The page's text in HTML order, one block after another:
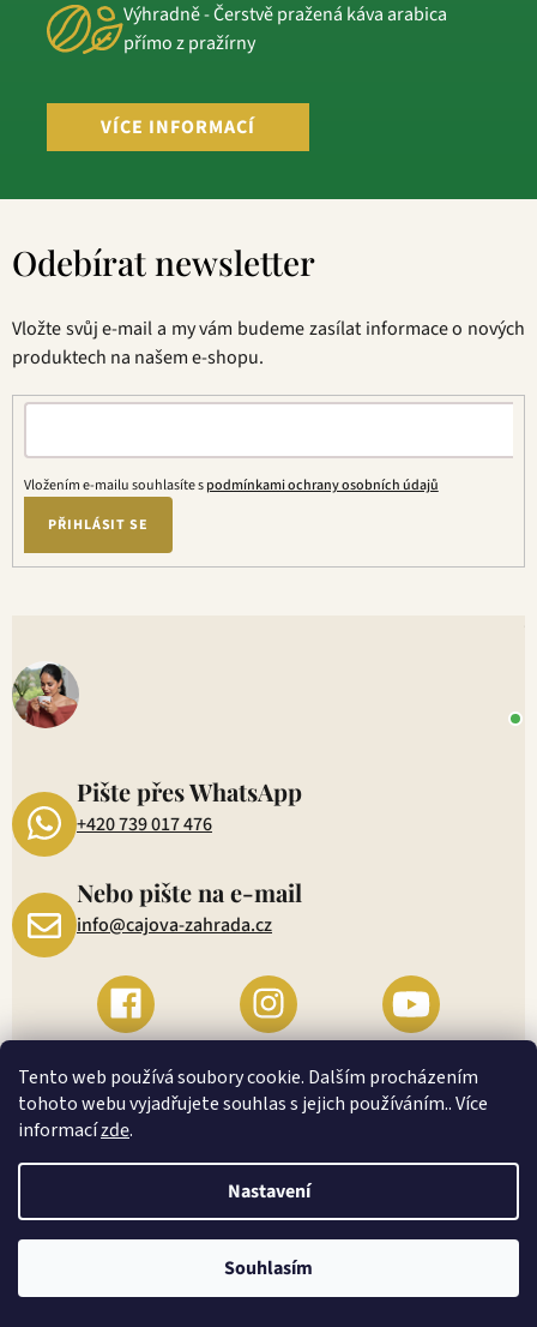
Tento web používá soubory cookie. Dalším procházením
tohoto webu vyjadřujete souhlas s jejich používáním.. Více
informacízde.
Nastavení
Souhlasím
Výhradně - Čerstvě pražená káva arabica
přímo z pražírny
VÍCE INFORMACÍ
Odebírat newsletter
Vložte svůj e-mail a my vám budeme zasílat informace o nových
produktech na našem e-shopu.
Vložením e-mailu souhlasíte spodmínkami ochrany osobních údajů
PŘIHLÁSIT SE
Pište přes WhatsApp
+420 739 017 476
Nebo pište na e-mail
info@cajova-zahrada.cz
Inspirace